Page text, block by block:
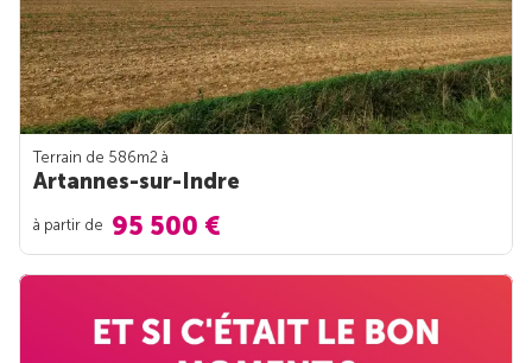
Terrain de 586m2 à
Artannes-sur-Indre
à partir de 95 500 €